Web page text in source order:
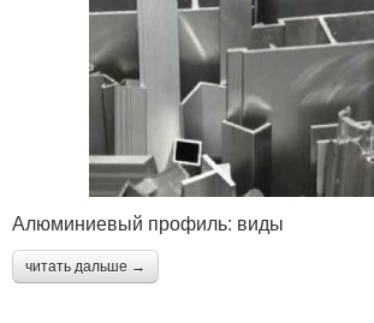
Алюминиевый профиль: виды
читать дальше →